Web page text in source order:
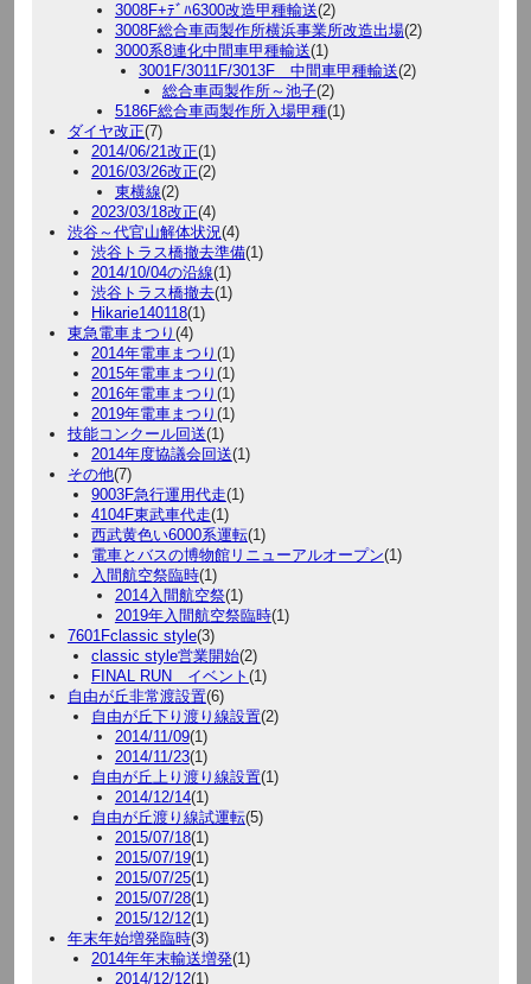
3008F+ﾃﾞﾊ6300改造甲種輸送(2)
3008F総合車両製作所横浜事業所改造出場(2)
3000系8連化中間車甲種輸送(1)
3001F/3011F/3013F 中間車甲種輸送(2)
総合車両製作所～池子(2)
5186F総合車両製作所入場甲種(1)
ダイヤ改正(7)
2014/06/21改正(1)
2016/03/26改正(2)
東横線(2)
2023/03/18改正(4)
渋谷～代官山解体状況(4)
渋谷トラス橋撤去準備(1)
2014/10/04の沿線(1)
渋谷トラス橋撤去(1)
Hikarie140118(1)
東急電車まつり (4)
2014年電車まつり (1)
2015年電車まつり (1)
2016年電車まつり (1)
2019年電車まつり (1)
技能コンクール回送(1)
2014年度協議会回送(1)
その他(7)
9003F急行運用代走(1)
4104F東武車代走(1)
西武黄色い6000系運転(1)
電車とバスの博物館リニューアルオープン(1)
入間航空祭臨時(1)
2014入間航空祭(1)
2019年入間航空祭臨時(1)
7601Fclassic style(3)
classic style営業開始(2)
FINAL RUN イベント (1)
自由が丘非常渡設置(6)
自由が丘下り渡り線設置(2)
2014/11/09(1)
2014/11/23(1)
自由が丘上り渡り線設置(1)
2014/12/14(1)
自由が丘渡り線試運転(5)
2015/07/18(1)
2015/07/19(1)
2015/07/25(1)
2015/07/28(1)
2015/12/12(1)
年末年始増発臨時(3)
2014年年末輸送増発(1)
2014/12/12(1)